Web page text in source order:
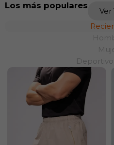
Los más populares
Ver